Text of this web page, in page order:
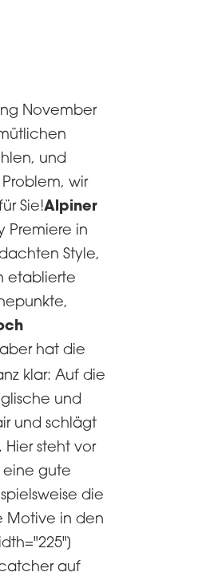
November
und
wir
Sie!Alpiner
Premiere in
Style,
etablierte
hat die
klar: Auf die
und
und schlägt
steht vor
eine gute
die
Motive in den
auf